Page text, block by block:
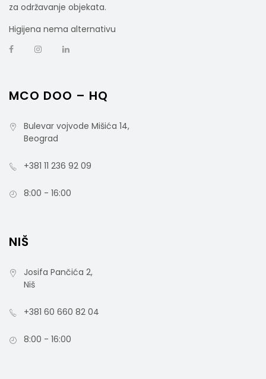
za održavanje objekata.
Higijena nema alternativu
MCO DOO – HQ
Bulevar vojvode Mišića 14,
Beograd
+381 11 236 92 09
8:00 - 16:00
NIŠ
Josifa Pančića 2,
Niš
+381 60 660 82 04
8:00 - 16:00